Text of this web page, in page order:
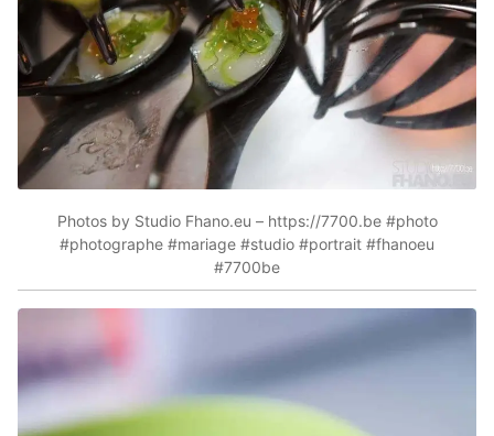
Photos by Studio Fhano.eu – https://7700.be #photo
#photographe #mariage #studio #portrait #fhanoeu
#7700be